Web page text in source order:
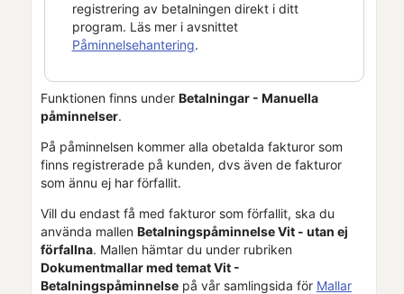
registrering av betalningen direkt i ditt
program. Läs mer i avsnittet
Påminnelsehantering.
Funktionen finns under Betalningar - Manuella
påminnelser.
På påminnelsen kommer alla obetalda fakturor som
finns registrerade på kunden, dvs även de fakturor
som ännu ej har förfallit.
Vill du endast få med fakturor som förfallit, ska du
använda mallen Betalningspåminnelse Vit - utan ej
förfallna. Mallen hämtar du under rubriken
Dokumentmallar med temat Vit -
Betalningspåminnelse på vår samlingsida för Mallar